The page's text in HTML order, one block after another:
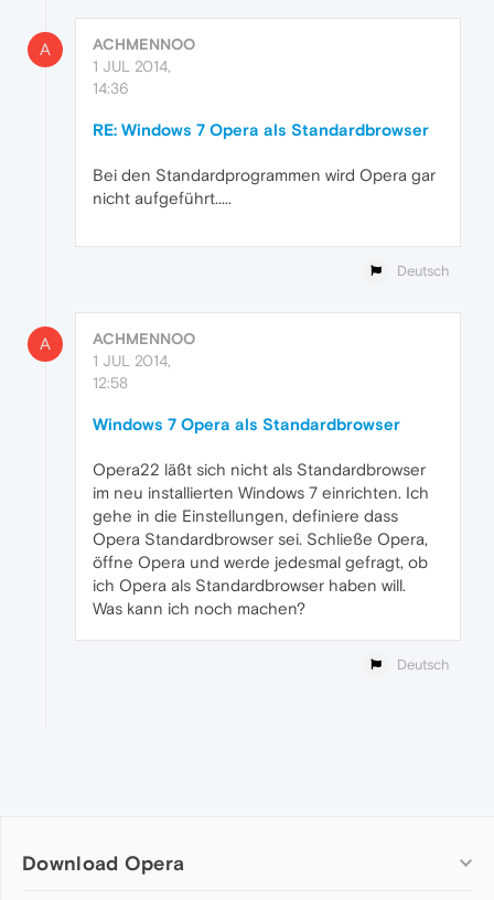
A
ACHMENNOO
1 JUL 2014,
14:36
RE: Windows 7 Opera als Standardbrowser
Bei den Standardprogrammen wird Opera gar
nicht aufgeführt.....
Deutsch
A
ACHMENNOO
1 JUL 2014,
12:58
Windows 7 Opera als Standardbrowser
Opera22 läßt sich nicht als Standardbrowser
im neu installierten Windows 7 einrichten. Ich
gehe in die Einstellungen, definiere dass
Opera Standardbrowser sei. Schließe Opera,
öffne Opera und werde jedesmal gefragt, ob
ich Opera als Standardbrowser haben will.
Was kann ich noch machen?
Deutsch
Download Opera